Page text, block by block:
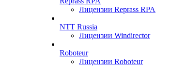
Лицензии Reprass RPA
NTT Russia
Лицензии Windirector
Roboteur
Лицензии Roboteur